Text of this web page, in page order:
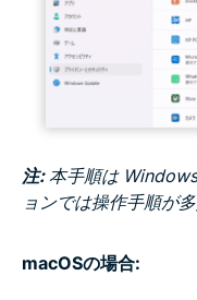
注:本手順は
ョンでは操作手順が
macOSの場合: